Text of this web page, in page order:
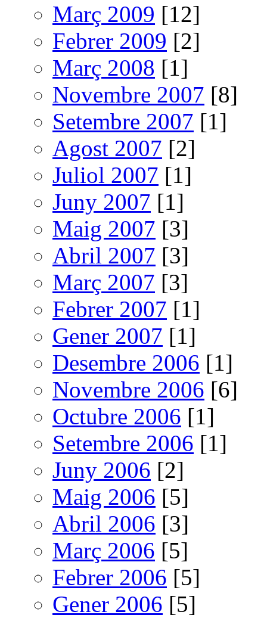
Març 2009 [12]
Febrer 2009 [2]
Març 2008 [1]
Novembre 2007 [8]
Setembre 2007 [1]
Agost 2007 [2]
Juliol 2007 [1]
Juny 2007 [1]
Maig 2007 [3]
Abril 2007 [3]
Març 2007 [3]
Febrer 2007 [1]
Gener 2007 [1]
Desembre 2006 [1]
Novembre 2006 [6]
Octubre 2006 [1]
Setembre 2006 [1]
Juny 2006 [2]
Maig 2006 [5]
Abril 2006 [3]
Març 2006 [5]
Febrer 2006 [5]
Gener 2006 [5]